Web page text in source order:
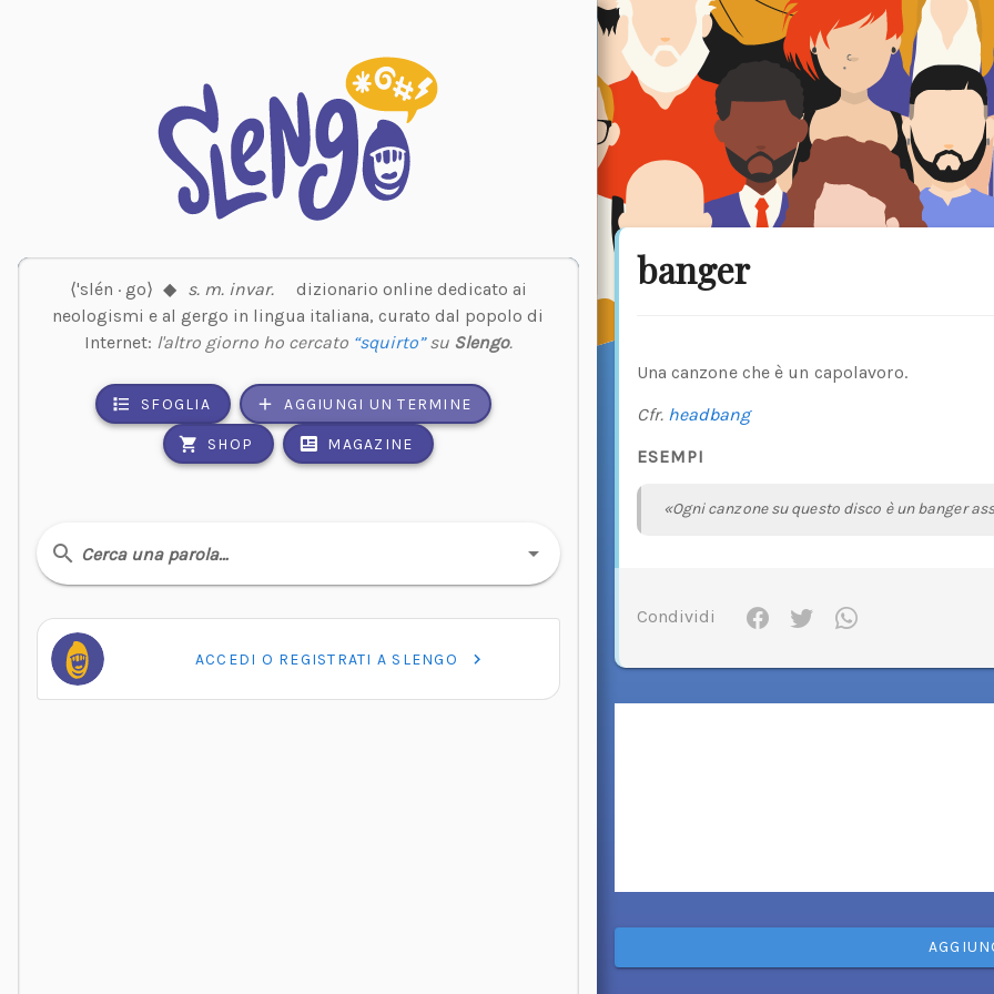
⟨'slén · go⟩ ◆ s. m. invar.
dizionario online dedicato ai
neologismi e al gergo in lingua italiana, curato dal popolo di
Internet: l'altro giorno ho cercato “squirto”su Slengo.
SFOGLIA AGGIUNGI UN TERMINE
SHOP MAGAZINE
Cerca una parola…
ACCEDI O REGISTRATI A SLENGO
banger
Una canzone che è un capolavoro.
Cfr. headbang
ESEMPI
«Ogni canzone su questo disco è un banger
Condividi